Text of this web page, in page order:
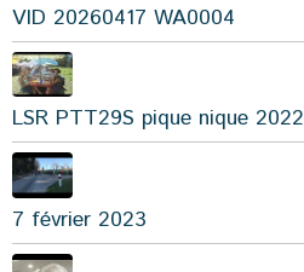
VID 20260417 WA0004
LSR PTT29S pique nique 2022
7 février 2023